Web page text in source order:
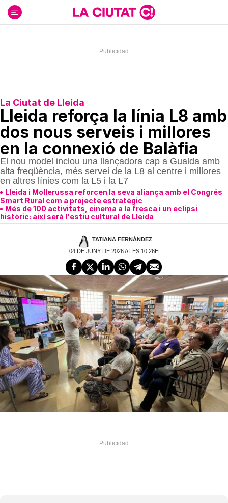
contenido
La Ciutat de Lleida
Lleida reforça la línia L8 amb
dos nous serveis i millores
en la connexió de Balàfia
El nou model inclou una llançadora cap a Gualda amb
alta freqüència, més servei de la L8 al centre i millores
en altres línies com la L5 i la L7
Lleida i Mollerussa reforcen la seva aliança amb el Congrés
Smart Rural com a projecte estratègic
Més de 100 activitats, cinema a la fresca i un eclipsi
històric: així serà l'estiu cultural de Lleida
TATIANA FERNÁNDEZ
04 DE JUNY DE 2026 A LES 10:26H